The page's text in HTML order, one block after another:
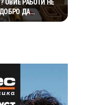
ОВИЕ РАБОТИ НЕ
ДА